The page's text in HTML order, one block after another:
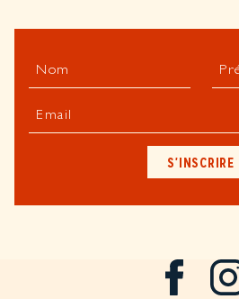
Nom
Email
S'INSCRIRE